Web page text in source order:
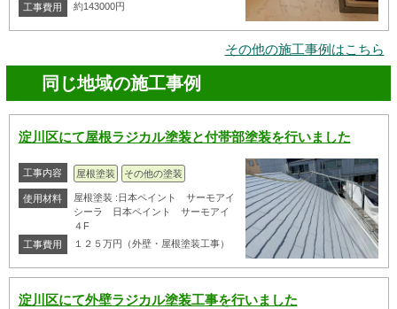
工事費用 約143000円
その他の施工事例はこちら
同じ地域の施工事例
淀川区にて屋根ラジカル塗装と付帯部塗装を行いました
工事内容 屋根塗装 その他の塗装
使用材料
屋根塗装 :日本ペイント サーモアイ
シーラ 日本ペイント サーモアイ
４F
工事費用
１２５万円（外壁・屋根塗装工事）
淀川区にて外壁ラジカル塗装工事を行いました